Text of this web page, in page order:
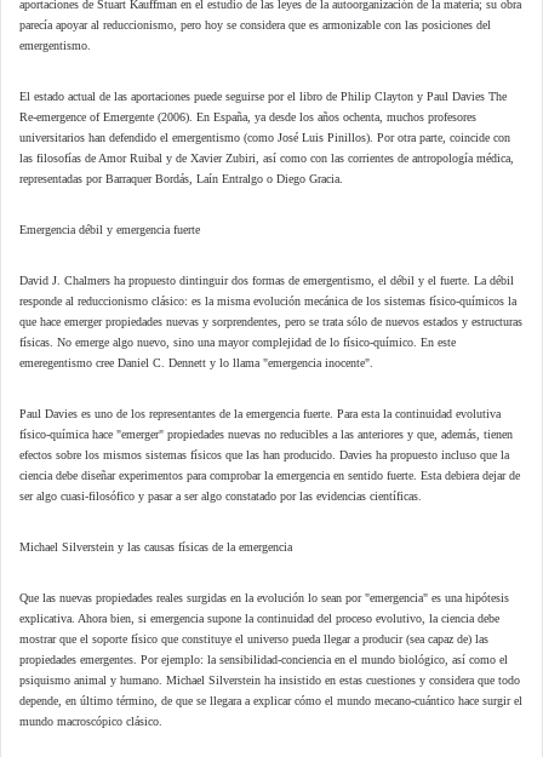
aportaciones de Stuart Kauffman en el estudio de las leyes de la autoorganización de la materia; su obra
parecía apoyar al reduccionismo, pero hoy se considera que es armonizable con las posiciones del
emergentismo.
El estado actual de las aportaciones puede seguirse por el libro de Philip Clayton y Paul Davies The
Re-emergence of Emergente (2006). En España, ya desde los años ochenta, muchos profesores
universitarios han defendido el emergentismo (como José Luis Pinillos). Por otra parte, coincide con
las filosofías de Amor Ruibal y de Xavier Zubiri, así como con las corrientes de antropología médica,
representadas por Barraquer Bordás, Laín Entralgo o Diego Gracia.
Emergencia débil y emergencia fuerte
David J. Chalmers ha propuesto dintinguir dos formas de emergentismo, el débil y el fuerte. La débil
responde al reduccionismo clásico: es la misma evolución mecánica de los sistemas físico-químicos la
que hace emerger propiedades nuevas y sorprendentes, pero se trata sólo de nuevos estados y estructuras
físicas. No emerge algo nuevo, sino una mayor complejidad de lo físico-químico. En este
emeregentismo cree Daniel C. Dennett y lo llama "emergencia inocente".
Paul Davies es uno de los representantes de la emergencia fuerte. Para esta la continuidad evolutiva
físico-química hace "emerger" propiedades nuevas no reducibles a las anteriores y que, además, tienen
efectos sobre los mismos sistemas físicos que las han producido. Davies ha propuesto incluso que la
ciencia debe diseñar experimentos para comprobar la emergencia en sentido fuerte. Esta debiera dejar de
ser algo cuasi-filosófico y pasar a ser algo constatado por las evidencias científicas.
Michael Silverstein y las causas físicas de la emergencia
Que las nuevas propiedades reales surgidas en la evolución lo sean por "emergencia" es una hipótesis
explicativa. Ahora bien, si emergencia supone la continuidad del proceso evolutivo, la ciencia debe
mostrar que el soporte físico que constituye el universo pueda llegar a producir (sea capaz de) las
propiedades emergentes. Por ejemplo: la sensibilidad-conciencia en el mundo biológico, así como el
psiquismo animal y humano. Michael Silverstein ha insistido en estas cuestiones y considera que todo
depende, en último término, de que se llegara a explicar cómo el mundo mecano-cuántico hace surgir el
mundo macroscópico clásico.